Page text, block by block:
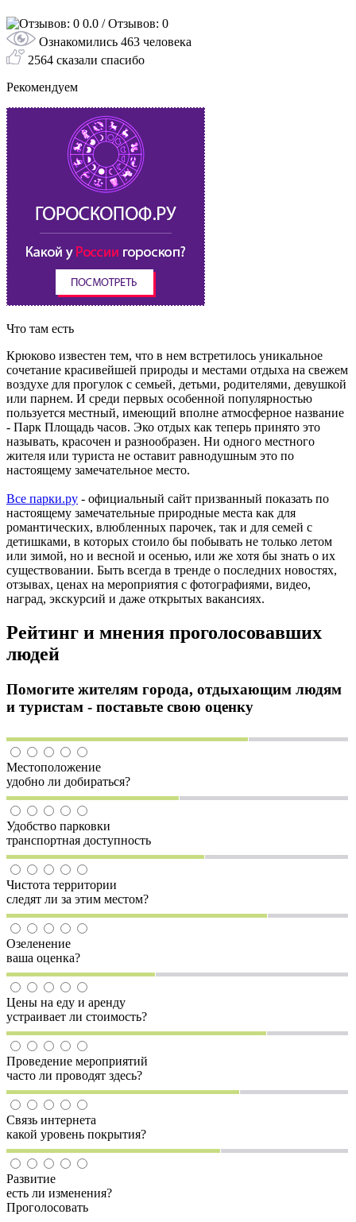
0.0 / Отзывов: 0
Ознакомились 463 человека
2564 сказали спасибо
Рекомендуем
Что там есть
Крюково известен тем, что в нем встретилось уникальное
сочетание красивейшей природы и местами отдыха на свежем
воздухе для прогулок с семьей, детьми, родителями, девушкой
или парнем. И среди первых особенной популярностью
пользуется местный, имеющий вполне атмосферное название
- Парк Площадь часов. Эко отдых как теперь принято это
называть, красочен и разнообразен. Ни одного местного
жителя или туриста не оставит равнодушным это по
настоящему замечательное место.
Все парки.ру - официальный сайт призванный показать по
настоящему замечательные природные места как для
романтических, влюбленных парочек, так и для семей с
детишками, в которых стоило бы побывать не только летом
или зимой, но и весной и осенью, или же хотя бы знать о их
существовании. Быть всегда в тренде о последних новостях,
отзывах, ценах на мероприятия с фотографиями, видео,
наград, экскурсий и даже открытых вакансиях.
Рейтинг и мнения проголосовавших
людей
Помогите жителям города, отдыхающим людям
и туристам - поставьте свою оценку
Местоположение
удобно ли добираться?
Удобство парковки
транспортная доступность
Чистота территории
следят ли за этим местом?
Озеленение
ваша оценка?
Цены на еду и аренду
устраивает ли стоимость?
Проведение мероприятий
часто ли проводят здесь?
Связь интернета
какой уровень покрытия?
Развитие
есть ли изменения?
Проголосовать